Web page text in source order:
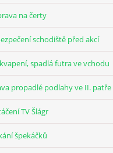
na čerty
schodiště před akcí
spadlá futra ve vchodu
propadlé podlahy ve II. patře
TV Šlágr
špekáčků